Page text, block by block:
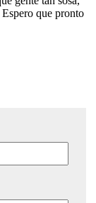
que pronto